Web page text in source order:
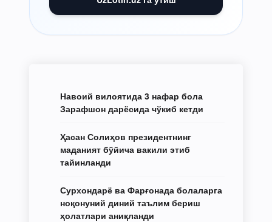
Навоий вилоятида 3 нафар бола
Зарафшон дарёсида чўкиб кетди
Ҳасан Солиҳов президентнинг
маданият бўйича вакили этиб
тайинланди
Сурхондарё ва Фарғонада болаларга
ноқонуний диний таълим бериш
ҳолатлари аниқланди